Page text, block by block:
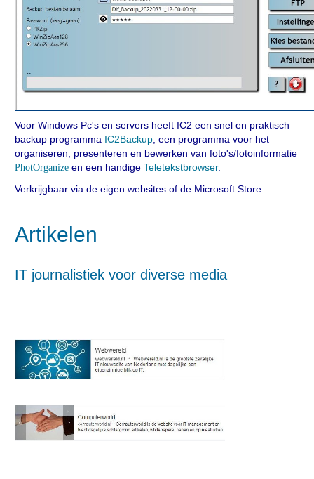
Voor Windows Pc's en servers heeft IC2 een snel en praktisch
backup programma IC2Backup , een programma voor het
organiseren, presenteren en bewerken van foto's/fotoinformatie
PhotOrganize en een handige Teletekstbrowser.
Verkrijgbaar via de eigen websites of de Microsoft Store.
Artikelen
IT journalistiek voor diverse media